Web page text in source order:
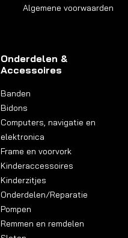
Algemene voorwaarden
Onderdelen &
Accessoires
Banden
Bidons
Computers, navigatie en
elektronica
Frame en voorvork
Kinderaccessoires
Kinderzitjes
Onderdelen/Reparatie
Pompen
Remmen en remdelen